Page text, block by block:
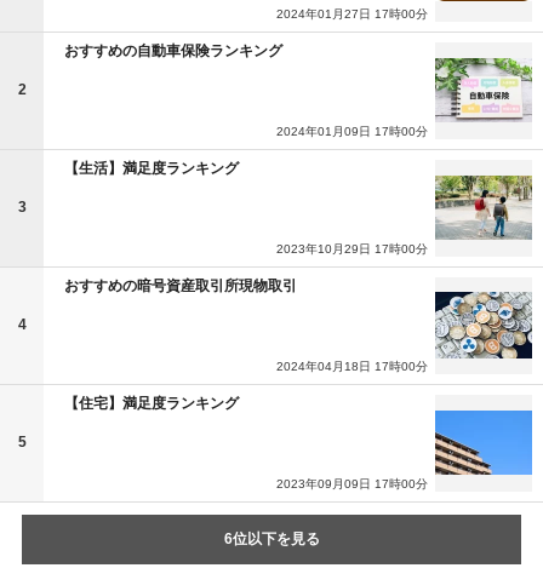
2024年01月27日 17時00分
2
おすすめの自動車保険ランキング
2024年01月09日 17時00分
3
【生活】満足度ランキング
2023年10月29日 17時00分
4
おすすめの暗号資産取引所現物取引
2024年04月18日 17時00分
5
【住宅】満足度ランキング
2023年09月09日 17時00分
6位以下を見る